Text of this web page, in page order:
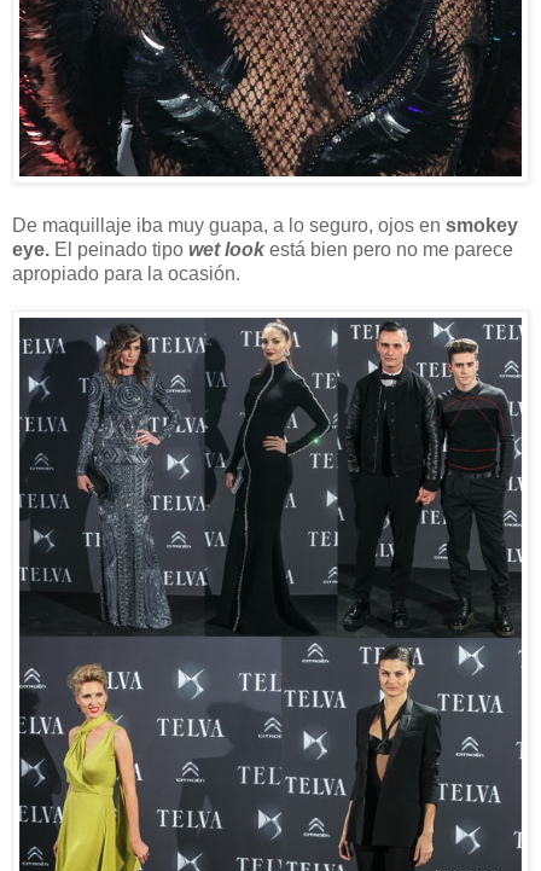
De maquillaje iba muy guapa, a lo seguro, ojos en smokey
eye. El peinado tipo wet look está bien pero no me parece
apropiado para la ocasión.